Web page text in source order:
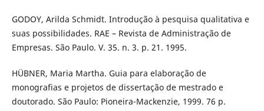
GODOY, Arilda Schmidt. Introdução à pesquisa qualitativa e
suas possibilidades. RAE – Revista de Administração de
Empresas. São Paulo. V. 35. n. 3. p. 21. 1995.
HÜBNER, Maria Martha. Guia para elaboração de
monografias e projetos de dissertação de mestrado e
doutorado. São Paulo: Pioneira-Mackenzie, 1999. 76 p.